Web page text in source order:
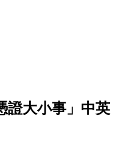
證大小事」中英